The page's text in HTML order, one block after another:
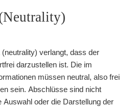
verlangt, dass der
darzustellen ist. Die im
müssen neutral, also frei
sein. Abschlüsse sind nicht
Auswahl oder die Darstellung der